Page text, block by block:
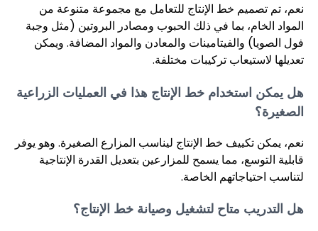
نعم، تم تصميم خط الإنتاج للتعامل مع مجموعة متنوعة من
المواد الخام، بما في ذلك الحبوب ومصادر البروتين (مثل وجبة
فول الصويا) والفيتامينات والمعادن والمواد المضافة. ويمكن
تعديلها لاستيعاب تركيبات مختلفة.
هل يمكن استخدام خط الإنتاج هذا في العمليات الزراعية
الصغيرة؟
نعم، يمكن تكييف خط الإنتاج ليناسب المزارع الصغيرة. وهو يوفر
قابلية التوسع، مما يسمح للمزارعين بتعديل القدرة الإنتاجية
لتناسب احتياجاتهم الخاصة.
هل التدريب متاح لتشغيل وصيانة خط الإنتاج؟